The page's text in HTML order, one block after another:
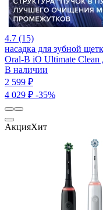
4.7 (15)
насадка для зубной
Oral-B iO Ultimate Clean
В наличии
2 599 ₽
4 029 ₽ -35%
АкцияХит